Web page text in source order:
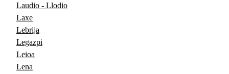
Laudio - Llodio
Laxe
Lebrija
Legazpi
Leioa
Lena